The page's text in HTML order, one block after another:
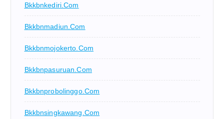
Bkkbnkediri.com
Bkkbnmadiun.com
Bkkbnmojokerto.com
Bkkbnpasuruan.com
Bkkbnprobolinggo.com
Bkkbnsingkawang.com